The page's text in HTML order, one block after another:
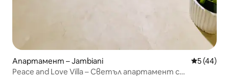
Апартамент – Jambiani Средна
5 (44)
Peace and Love Villa – Светъл апартамент с